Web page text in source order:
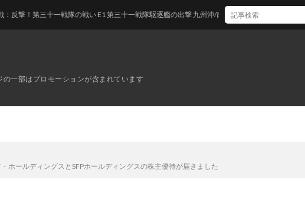
一部はプロモーションが含まれています
一戦隊の戦い E1 第三十一戦隊駆逐艦の出撃 九州沖/南西諸島沖
ホールディングスとSFPホールディングスの株主優待が届きました